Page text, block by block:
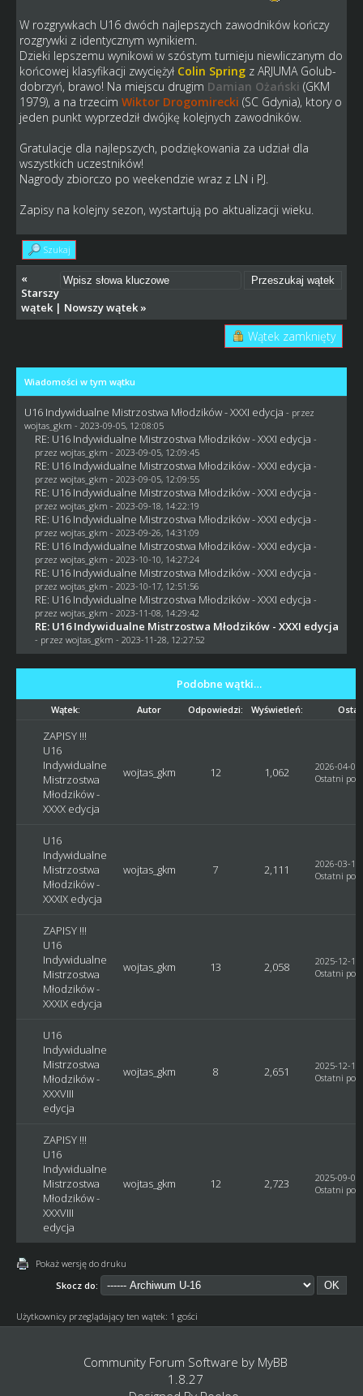
W rozgrywkach U16 dwóch najlepszych zawodników kończy
rozgrywki z identycznym wynikiem.
Dzieki lepszemu wynikowi w szóstym turnieju niewliczanym do
końcowej klasyfikacji zwyciężył Colin Springz ARJUMA Golub-
dobrzyń, brawo! Na miejscu drugim Damian Ożański (GKM
1979), a na trzecim Wiktor Drogomirecki (SC Gdynia), ktory o
jeden punkt wyprzedził dwójkę kolejnych zawodników.
Gratulacje dla najlepszych, podziękowania za udział dla
wszystkich uczestników!
Nagrody zbiorczo po weekendzie wraz z LN i PJ.
Zapisy na kolejny sezon, wystartują po aktualizacji wieku.
Szukaj
«
Starszy
wątek| Nowszy wątek»
Wątek zamknięty
Wiadomości w tym wątku
U16 Indywidualne Mistrzostwa Młodzików - XXXI edycja - przez
wojtas_gkm - 2023-09-05, 12:08:05
RE: U16 Indywidualne Mistrzostwa Młodzików - XXXI edycja -
przez wojtas_gkm - 2023-09-05, 12:09:45
RE: U16 Indywidualne Mistrzostwa Młodzików - XXXI edycja -
przez wojtas_gkm - 2023-09-05, 12:09:55
RE: U16 Indywidualne Mistrzostwa Młodzików - XXXI edycja -
przez wojtas_gkm - 2023-09-18, 14:22:19
RE: U16 Indywidualne Mistrzostwa Młodzików - XXXI edycja -
przez wojtas_gkm - 2023-09-26, 14:31:09
RE: U16 Indywidualne Mistrzostwa Młodzików - XXXI edycja -
przez wojtas_gkm - 2023-10-10, 14:27:24
RE: U16 Indywidualne Mistrzostwa Młodzików - XXXI edycja -
przez wojtas_gkm - 2023-10-17, 12:51:56
RE: U16 Indywidualne Mistrzostwa Młodzików - XXXI edycja -
przez wojtas_gkm - 2023-11-08, 14:29:42
RE: U16 Indywidualne Mistrzostwa Młodzików - XXXI edycja
- przez wojtas_gkm - 2023-11-28, 12:27:52
Podobne wątki…
Wątek: Autor Odpowiedzi: Wyświetleń:
ZAPISY !!!
U16
Indywidualne
Mistrzostwa
Młodzików -
XXXX edycja
wojtas_gkm 12 1,062
2026-04-
Ostatni post
U16
Indywidualne
Mistrzostwa
Młodzików -
XXXIX edycja
wojtas_gkm 7 2,111
2026-03-
Ostatni post
ZAPISY !!!
U16
Indywidualne
Mistrzostwa
Młodzików -
XXXIX edycja
wojtas_gkm 13 2,058
2025-12-
Ostatni post
U16
Indywidualne
Mistrzostwa
Młodzików -
XXXVIII
edycja
wojtas_gkm 8 2,651
2025-12-
Ostatni post
ZAPISY !!!
U16
Indywidualne
Mistrzostwa
Młodzików -
XXXVIII
edycja
wojtas_gkm 12 2,723
2025-09-
Ostatni post
Pokaż wersję do druku
Skocz do:
Użytkownicy przeglądający ten wątek: 1 gości
Community Forum Software by MyBB
1.8.27